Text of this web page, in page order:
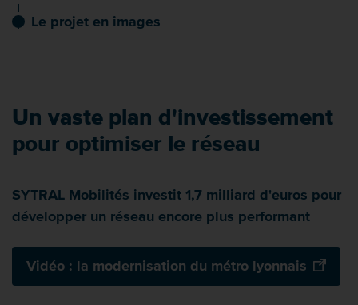
Le projet en images
Un vaste plan d'investissement
pour optimiser le réseau
SYTRAL Mobilités investit 1,7 milliard d'euros pour
développer un réseau encore plus performant
Vidéo : la modernisation du métro lyonnais